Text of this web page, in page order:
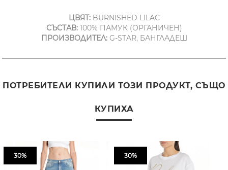
ЦВЯТ:BURNISHED LILAC
СЪСТАВ:100% ПАМУК (ОРГАНИЧЕН)
ПРОИЗВОДИТЕЛ:G-STAR, БАНГЛАДЕШ
ПОТРЕБИТЕЛИ КУПИЛИ ТОЗИ ПРОДУКТ, СЪЩО
КУПИХА
30% 30%